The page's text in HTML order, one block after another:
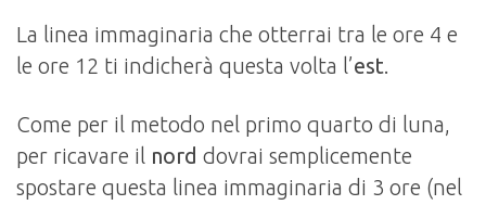
La linea immaginaria che otterrai tra le ore 4 e
le ore 12 ti indicherà questa volta l’est.
Come per il metodo nel primo quarto di luna,
per ricavare il nord dovrai semplicemente
spostare questa linea immaginaria di 3 ore (nel